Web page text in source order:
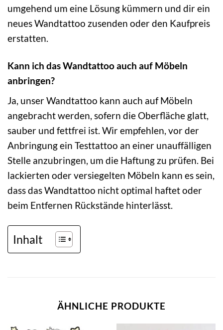
umgehend um eine Lösung kümmern und dir ein
neues Wandtattoo zusenden oder den Kaufpreis
erstatten.
Kann ich das Wandtattoo auch auf Möbeln
anbringen?
Ja, unser Wandtattoo kann auch auf Möbeln
angebracht werden, sofern die Oberfläche glatt,
sauber und fettfrei ist. Wir empfehlen, vor der
Anbringung ein Testtattoo an einer unauffälligen
Stelle anzubringen, um die Haftung zu prüfen. Bei
lackierten oder versiegelten Möbeln kann es sein,
dass das Wandtattoo nicht optimal haftet oder
beim Entfernen Rückstände hinterlässt.
Inhalt
ÄHNLICHE PRODUKTE